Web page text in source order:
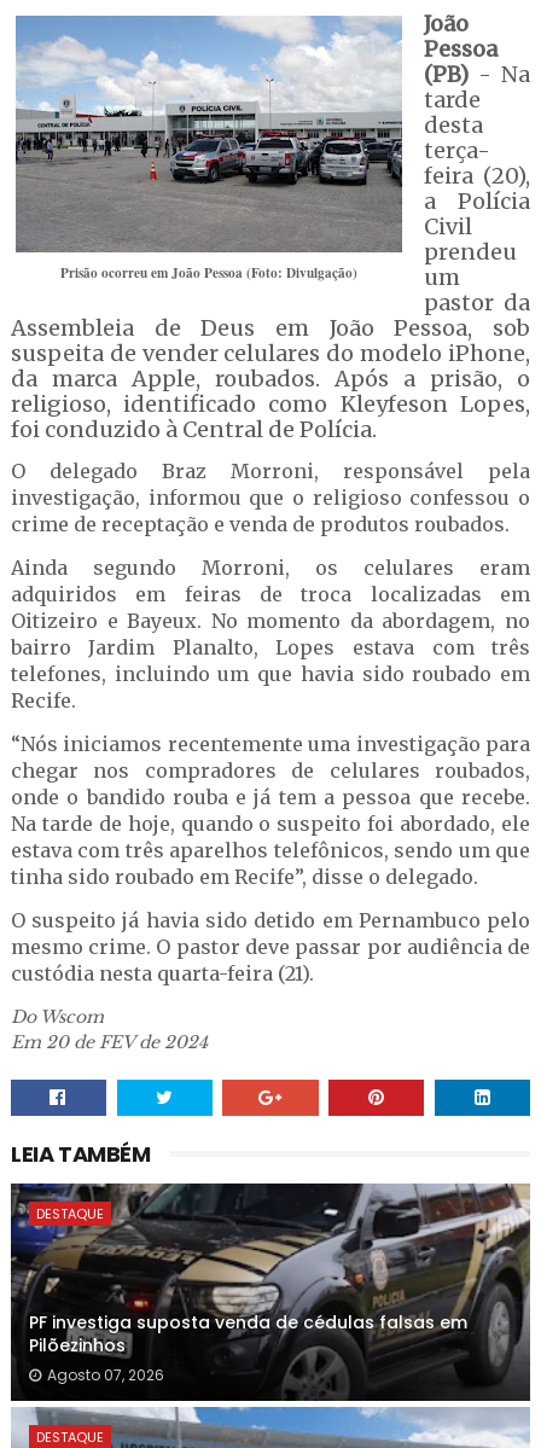
Prisão ocorreu em João Pessoa (Foto: Divulgação)
João
Pessoa
(PB)- Na
tarde
desta
terça-
feira (20),
a Polícia
Civil
prendeu
um
pastor da
Assembleia de Deus em João Pessoa, sob
suspeita de vender celulares do modelo iPhone,
da marca Apple, roubados. Após a prisão, o
religioso, identificado como Kleyfeson Lopes,
foi conduzido à Central de Polícia.
O delegado Braz Morroni, responsável pela
investigação, informou que o religioso confessou o
crime de receptação e venda de produtos roubados.
Ainda segundo Morroni, os celulares eram
adquiridos em feiras de troca localizadas em
Oitizeiro e Bayeux. No momento da abordagem, no
bairro Jardim Planalto, Lopes estava com três
telefones, incluindo um que havia sido roubado em
Recife.
“Nós iniciamos recentemente uma investigação para
chegar nos compradores de celulares roubados,
onde o bandido rouba e já tem a pessoa que recebe.
Na tarde de hoje, quando o suspeito foi abordado, ele
estava com três aparelhos telefônicos, sendo um que
tinha sido roubado em Recife”, disse o delegado.
O suspeito já havia sido detido em Pernambuco pelo
mesmo crime. O pastor deve passar por audiência de
custódia nesta quarta-feira (21).
Do Wscom
Em 20 de FEV de 2024
LEIA TAMBÉM
DESTAQUE
PF investiga suposta venda de cédulas falsas em
Pilõezinhos
Agosto 07, 2026
DESTAQUE